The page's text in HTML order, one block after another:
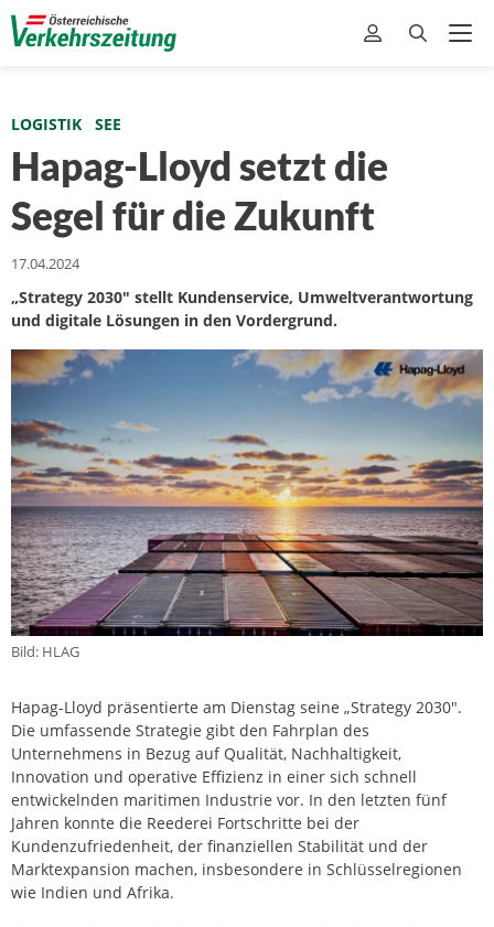
LOGISTIK SEE
Hapag-Lloyd setzt die
Segel für die Zukunft
17.04.2024
„Strategy 2030″ stellt Kundenservice, Umweltverantwortung
und digitale Lösungen in den Vordergrund.
Bild: HLAG
Hapag-Lloyd präsentierte am Dienstag seine „Strategy 2030″.
Die umfassende Strategie gibt den Fahrplan des
Unternehmens in Bezug auf Qualität, Nachhaltigkeit,
Innovation und operative Effizienz in einer sich schnell
entwickelnden maritimen Industrie vor. In den letzten fünf
Jahren konnte die Reederei Fortschritte bei der
Kundenzufriedenheit, der finanziellen Stabilität und der
Marktexpansion machen, insbesondere in Schlüsselregionen
wie Indien und Afrika.